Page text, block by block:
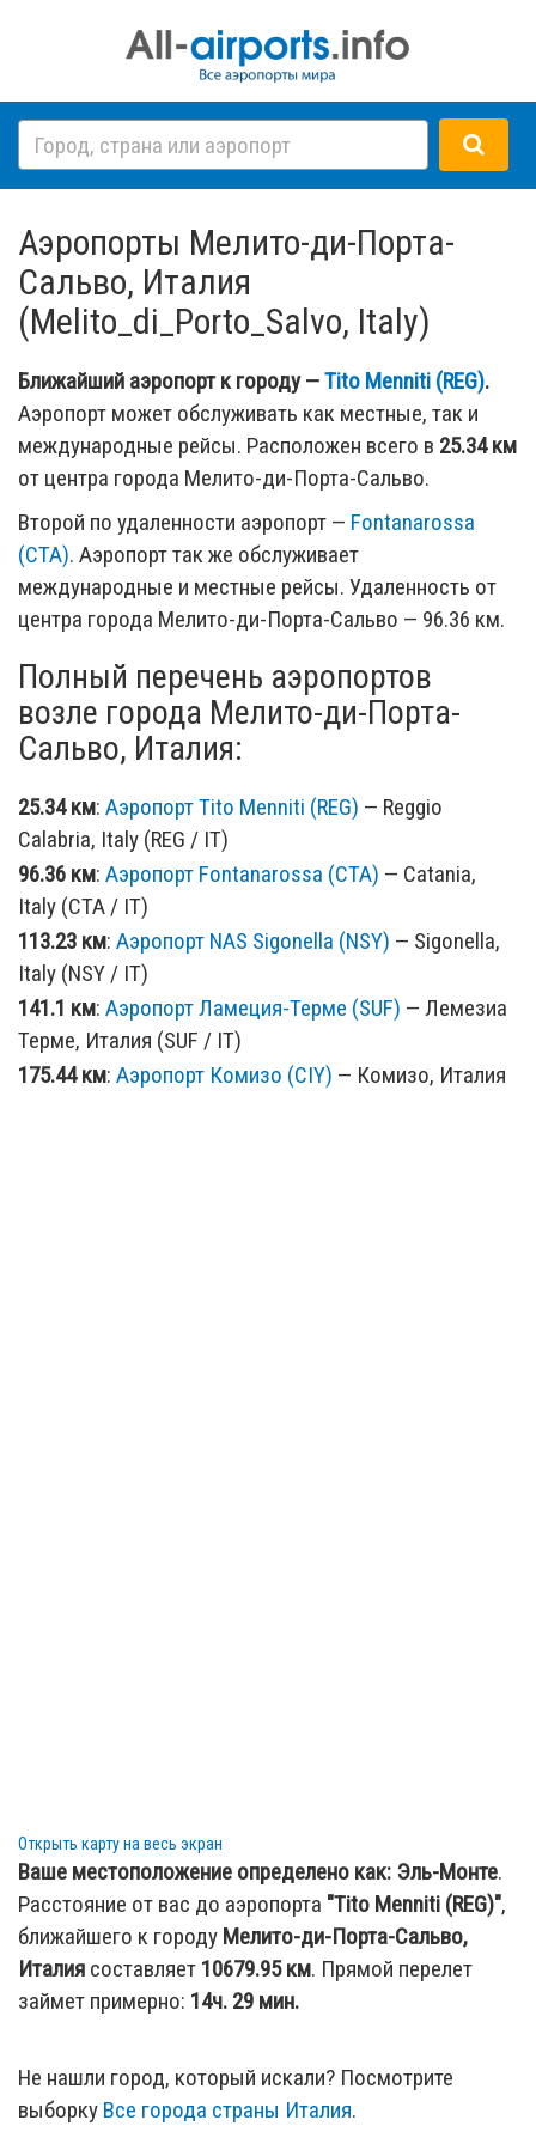
Аэропорты Мелито-ди-Порта-
Сальво, Италия
(Melito_di_Porto_Salvo, Italy)
Ближайший аэропорт к городу —Tito Menniti (REG).
Аэропорт может обслуживать как местные, так и
международные рейсы. Расположен всего в 25.34 км
от центра города Мелито-ди-Порта-Сальво.
Второй по удаленности аэропорт — Fontanarossa
(CTA). Аэропорт так же обслуживает
международные и местные рейсы. Удаленность от
центра города Мелито-ди-Порта-Сальво — 96.36 км.
Полный перечень аэропортов
возле города Мелито-ди-Порта-
Сальво, Италия:
25.34 км: Аэропорт Tito Menniti (REG) — Reggio
Calabria, Italy (REG / IT)
96.36 км: Аэропорт Fontanarossa (CTA) — Catania,
Italy (CTA / IT)
113.23 км: Аэропорт NAS Sigonella (NSY) — Sigonella,
Italy (NSY / IT)
141.1 км: Аэропорт Ламеция-Терме (SUF) — Лемезиа
Терме, Италия (SUF / IT)
175.44 км: Аэропорт Комизо (CIY) — Комизо, Италия
Открыть карту на весь экран
Ваше местоположение определено как: Эль-Монте.
Расстояние от вас до аэропорта "Tito Menniti (REG)",
ближайшего к городу Мелито-ди-Порта-Сальво,
Италия составляет 10679.95км. Прямой перелет
займет примерно: 14ч. 29 мин.
Не нашли город, который искали? Посмотрите
выборку Все города страны Италия.